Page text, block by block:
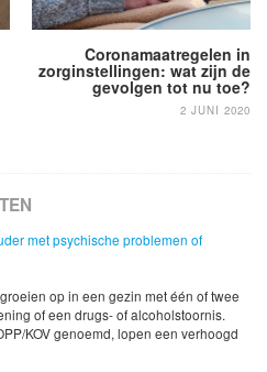
Coronamaatregelen in
zorginstellingen: wat zijn de
gevolgen tot nu toe?
2 JUNI 2020
met psychische problemen of
op in een gezin met één of twee
of een drugs- of alcoholstoornis.
KOV genoemd, lopen een verhoogd